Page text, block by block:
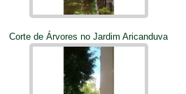
Corte de Árvores no Jardim Aricanduva